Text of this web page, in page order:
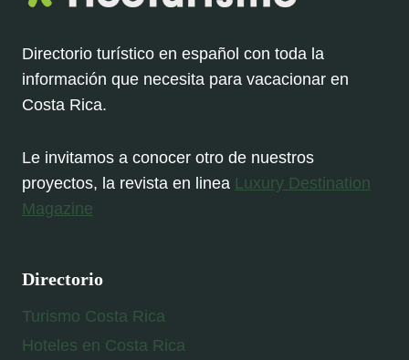
Directorio turístico en español con toda la
información que necesita para vacacionar en
Costa Rica.
Le invitamos a conocer otro de nuestros
proyectos, la revista en linea Luxury Destination
Magazine
Directorio
Turismo Costa Rica
Hoteles en Costa Rica